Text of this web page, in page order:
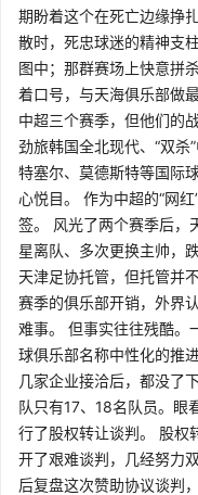
期盼着这个在死亡边缘挣
散时，死忠球迷的精神支
图中；那群赛场上快意拼
着口号，与天海俱乐部做
中超三个赛季，但他们的
劲旅韩国全北现代、“双
特塞尔、莫德斯特等国际
心悦目。 作为中超的“网
签。 风光了两个赛季后，
星离队、多次更换主帅，
天津足协托管，但托管并
赛季的俱乐部开销，外界
难事。 但事实往往残酷。
球俱乐部名称中性化的推
几家企业接洽后，都没了
队只有17、18名队员。眼
行了股权转让谈判。 股权
开了艰难谈判，几经努力
后复盘这次赞助协议谈判